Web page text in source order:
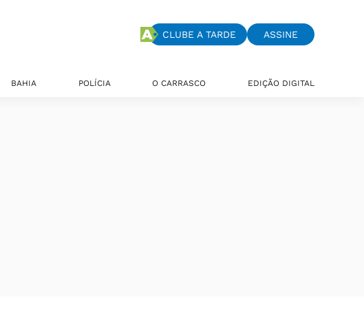
CLUBE A TARDE ASSINE
BAHIA POLÍCIA O CARRASCO EDIÇÃO DIGITAL